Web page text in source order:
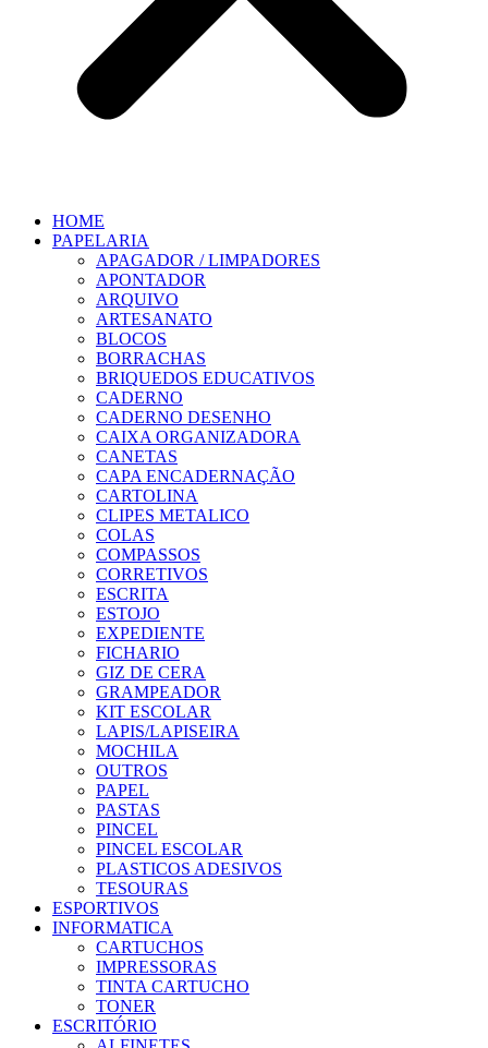
HOME
PAPELARIA
APAGADOR / LIMPADORES
APONTADOR
ARQUIVO
ARTESANATO
BLOCOS
BORRACHAS
BRIQUEDOS EDUCATIVOS
CADERNO
CADERNO DESENHO
CAIXA ORGANIZADORA
CANETAS
CAPA ENCADERNAÇÃO
CARTOLINA
CLIPES METALICO
COLAS
COMPASSOS
CORRETIVOS
ESCRITA
ESTOJO
EXPEDIENTE
FICHARIO
GIZ DE CERA
GRAMPEADOR
KIT ESCOLAR
LAPIS/LAPISEIRA
MOCHILA
OUTROS
PAPEL
PASTAS
PINCEL
PINCEL ESCOLAR
PLASTICOS ADESIVOS
TESOURAS
ESPORTIVOS
INFORMATICA
CARTUCHOS
IMPRESSORAS
TINTA CARTUCHO
TONER
ESCRITÓRIO